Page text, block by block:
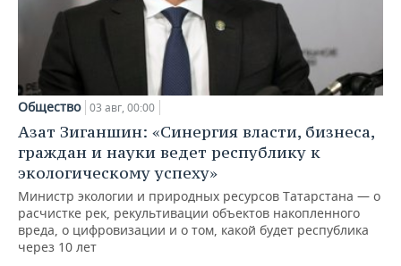
Общество 03 авг, 00:00
Азат Зиганшин: «Синергия власти, бизнеса,
граждан и науки ведет республику к
экологическому успеху»
Министр экологии и природных ресурсов Татарстана — о
расчистке рек, рекультивации объектов накопленного
вреда, о цифровизации и о том, какой будет республика
через 10 лет